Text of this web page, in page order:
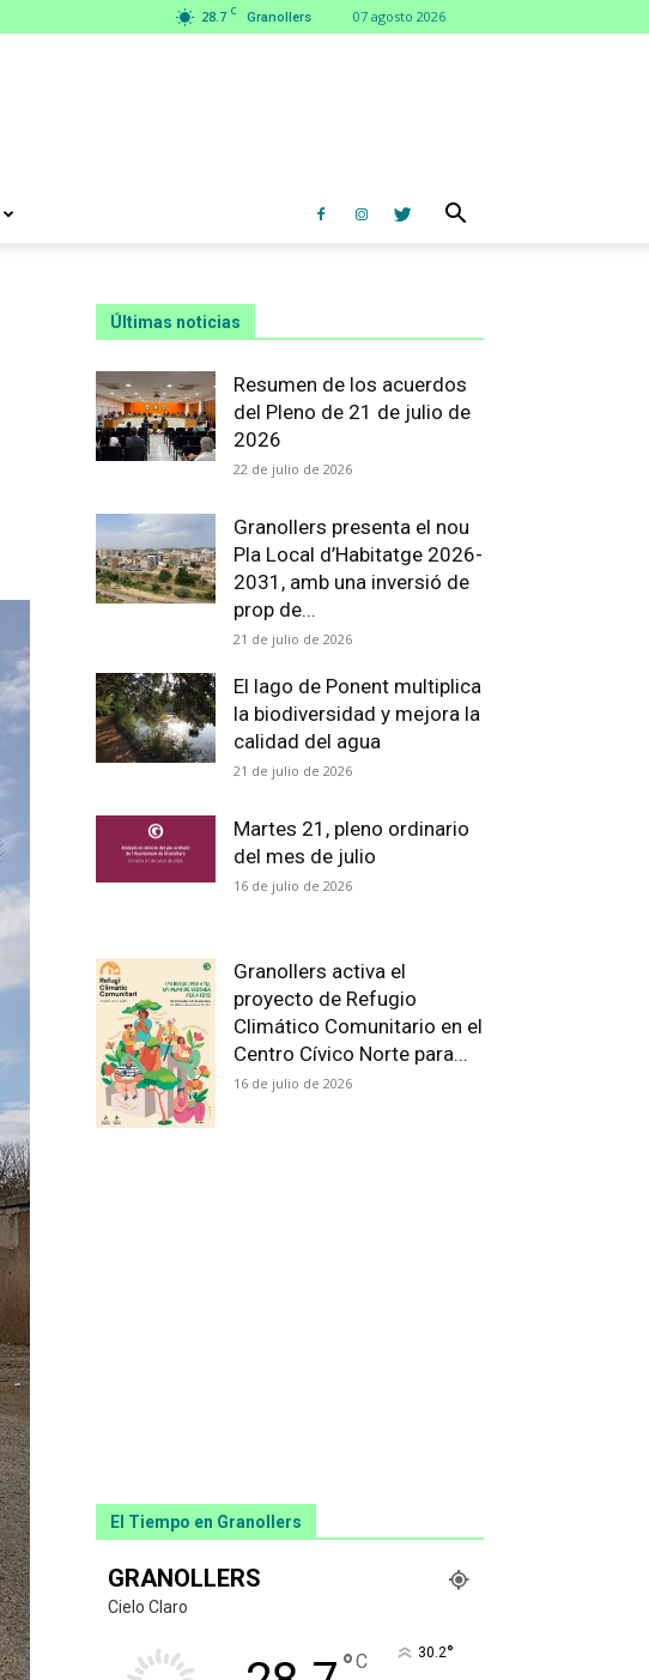
28.7 C Granollers 07 agosto 2026
Últimas noticias
Resumen de los acuerdos
del Pleno de 21 de julio de
2026
22 de julio de 2026
Granollers presenta el nou
Pla Local d’Habitatge 2026-
2031, amb una inversió de
prop de...
21 de julio de 2026
El lago de Ponent multiplica
la biodiversidad y mejora la
calidad del agua
21 de julio de 2026
Martes 21, pleno ordinario
del mes de julio
16 de julio de 2026
Granollers activa el
proyecto de Refugio
Climático Comunitario en el
Centro Cívico Norte para...
16 de julio de 2026
El Tiempo en Granollers
GRANOLLERS
Cielo Claro
°C 30.2°